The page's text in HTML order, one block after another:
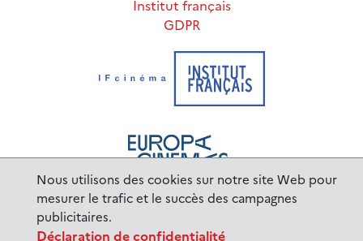
Nous utilisons des cookies sur notre site Web pour
mesurer le trafic et le succès des campagnes
publicitaires.
Déclaration de confidentialité
Institut français
GDPR
© 2023 Institut français de Prague |